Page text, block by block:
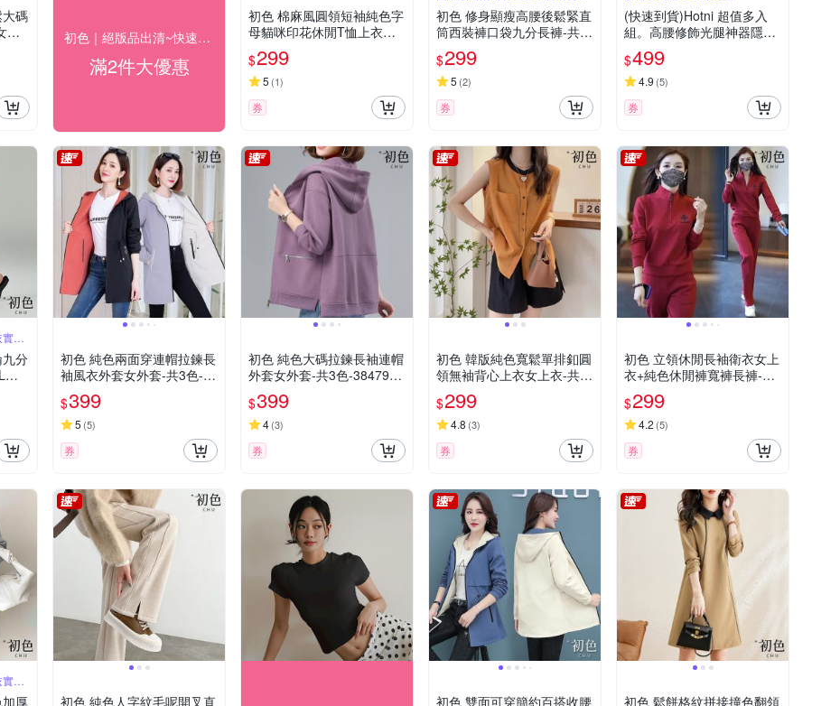
碼
上
初色｜絕版品出清~快速到貨$99up(二)
滿2件大優惠
初色 棉麻風圓領短袖純色字
母貓咪印花休閒T恤上衣女
上衣-共10色-12507(M-3XL
可選)
$299
5 (1)
券
收到商品為主
初色 修身顯瘦高腰後鬆緊直
筒西裝褲口袋九分長褲-共2
色-30747(M-2XL可選)
$299
5 (2)
券
(快速到貨)Hotni 超值多入
組。高腰修飾光腿神器隱形
內搭褲褲襪-85G-220G(5-2
5度適穿)-KDP-2356
$499
4.9 (5)
券
際
可
初色 純色兩面穿連帽拉鍊長
袖風衣外套女外套-共3色-39
146(M-4XL可選)
$399
5 (5)
券
初色 純色大碼拉鍊長袖連帽
外套女外套-共3色-38479(L-
4XL可選)
$399
4(3)
券
初色 韓版純色寬鬆單排釦圓
領無袖背心上衣女上衣-共2
色-36305(M-3XL可選)
$299
4.8 (3)
券
初色 立領休閒長袖衛衣女上
衣+純色休閒褲寬褲長褲-共
4色-39627(M-4XL可選)
$299
4.2 (5)
券
際
厚 初色 純色人字紋毛呢開叉直 初色 雙面可穿簡約百搭收腰 初色 鬆餅格紋拼接撞色翻領